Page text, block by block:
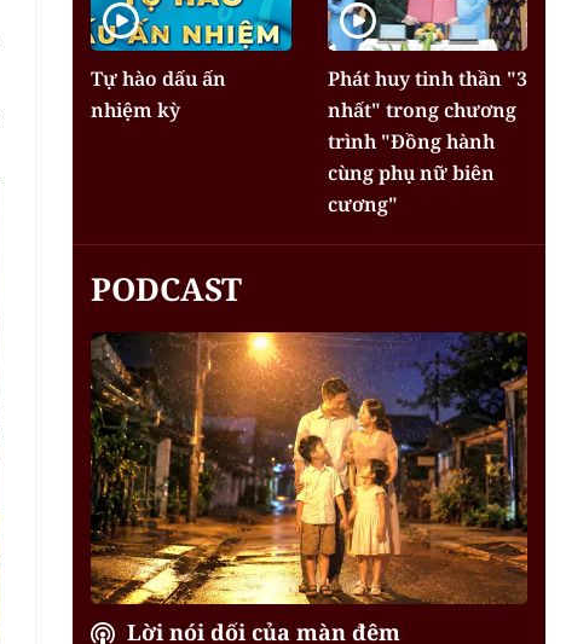
Tự hào dấu ấn
nhiệm kỳ
Phát huy tinh thần "3
nhất" trong chương
trình "Đồng hành
cùng phụ nữ biên
cương"
PODCAST
Lời nói dối của màn đêm